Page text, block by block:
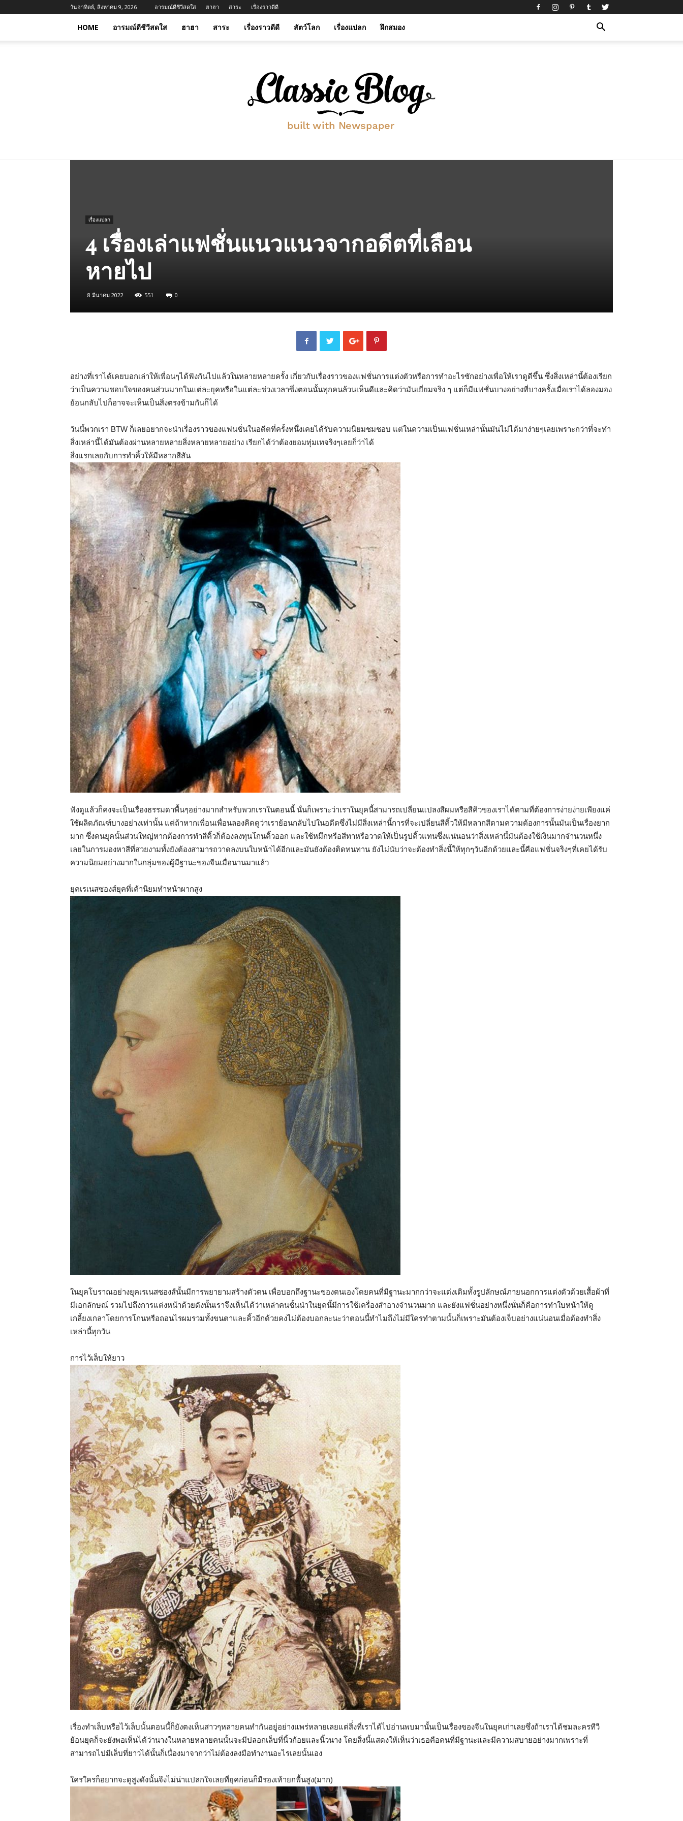
วันอาทิตย์, สิงหาคม 9, 2026 อารมณ์ดีชีวีสดใส ฮาฮา สาระ เรื่องราวดีดี
HOME อารมณ์ดีชีวีสดใส ฮาฮา สาระ เรื่องราวดีดี สัตว์โลก เรื่องแปลก ฝึกสมอง
เรื่องแปลก
4 เรื่องเล่าแฟชั่นแนวแนวจากอดีตที่เลือน
หายไป
8 มีนาคม 2022 551 0
อย่างที่เราได้เคยบอกเล่าให้เพื่อนๆได้ฟังกันไปแล้วในหลายหลายครั้ง เกี่ยวกับเรื่องราวของแฟชั่นการแต่งตัวหรือการทำอะไรซักอย่างเพื่อให้เราดูดีขึ้น ซึ่งสิ่งเหล่านี้ต้องเรียก
ว่าเป็นความชอบใจของคนส่วนมากในแต่ละยุคหรือในแต่ละช่วงเวลาซึ่งตอนนั้นทุกคนล้วนเห็นดีและคิดว่ามันเยี่ยมจริง ๆ แต่ก็มีแฟชั่นบางอย่างที่บางครั้งเมื่อเราได้ลองมอง
ย้อนกลับไปก็อาจจะเห็นเป็นสิ่งตรงข้ามกันก็ได้
วันนี้พวกเรา BTW ก็เลยอยากจะนำเรื่องราวของแฟนชั่นในอดีตที่ครั้งหนึ่งเคยได้รับความนิยมชมชอบ แต่ในความเป็นแฟชั่นเหล่านั้นมันไม่ได้มาง่ายๆเลยเพราะกว่าที่จะทำ
สิ่งเหล่านี้ได้มันต้องผ่านหลายหลายสิ่งหลายหลายอย่าง เรียกได้ว่าต้องยอมทุ่มเทจริงๆเลยก็ว่าได้
สิ่งแรกเลยกับการทำคิ้วให้มีหลากสีสัน
ฟังดูแล้วก็คงจะเป็นเรื่องธรรมดาพื้นๆอย่างมากสำหรับพวกเราในตอนนี้ นั่นก็เพราะว่าเราในยุคนี้สามารถเปลี่ยนแปลงสีผมหรือสีคิวของเราได้ตามที่ต้องการง่ายง่ายเพียงแค่
ใช้ผลิตภัณฑ์บางอย่างเท่านั้น แต่ถ้าหากเพื่อนเพื่อนลองคิดดูว่าเราย้อนกลับไปในอดีตซึ่งไม่มีสิ่งเหล่านี้การที่จะเปลี่ยนสีคิ้วให้มีหลากสีตามความต้องการนั้นมันเป็นเรื่องยาก
มาก ซึ่งคนยุคนั้นส่วนใหญ่หากต้องการทำสีคิ้วก็ต้องลงทุนโกนคิ้วออก และใช้หมึกหรือสีทาหรือวาดให้เป็นรูปคิ้วแทนซึ่งแน่นอนว่าสิ่งเหล่านี้มันต้องใช้เงินมากจำนวนหนึ่ง
เลยในการมองหาสีที่สวยงามทั้งยังต้องสามารถวาดลงบนใบหน้าได้อีกและมันยังต้องติดทนทาน ยังไม่นับว่าจะต้องทำสิ่งนี้ให้ทุกๆวันอีกด้วยและนี้คือแฟชั่นจริงๆที่เคยได้รับ
ความนิยมอย่างมากในกลุ่มของผู้มีฐานะของจีนเมื่อนานมาแล้ว
ยุคเรเนสซองส์ยุคที่เค้านิยมทำหน้าผากสูง
ในยุคโบราณอย่างยุคเรเนสซองส์นั้นมีการพยายามสร้างตัวตน เพื่อบอกถึงฐานะของตนเองโดยคนที่มีฐานะมากกว่าจะแต่งเติมทั้งรูปลักษณ์ภายนอกการแต่งตัวด้วยเสื้อผ้าที่
มีเอกลักษณ์ รวมไปถึงการแต่งหน้าด้วยดังนั้นเราจึงเห็นได้ว่าเหล่าคนชั้นนำในยุคนี้มีการใช้เครื่องสำอางจำนวนมาก และยังแฟชั่นอย่างหนึ่งนั่นก็คือการทำใบหน้าให้ดู
เกลี้ยงเกลาโดยการโกนหรือถอนไรผมรวมทั้งขนตาและคิ้วอีกด้วยคงไม่ต้องบอกละนะว่าตอนนี้ทำไมถึงไม่มีใครทำตามนั้นก็เพราะมันต้องเจ็บอย่างแน่นอนเมื่อต้องทำสิ่ง
เหล่านี้ทุกวัน
การไว้เล็บให้ยาว
เรื่องทำเล็บหรือไว้เล็บนั้นตอนนี้ก็ยังตงเห็นสาวๆหลายคนทำกันอยู่อย่างแพร่หลายเลยแต่สิ่่งที่เราได้ไปอ่านพบมานั้นเป็นเรื่องของจีนในยุคเก่าเลยซึ่งถ้าเราได้ชมละครทีวี
ย้อนยุคก็จะยังพอเห็นได้ว่านางในหลายหลายคนนั้นจะมีปลอกเล็บที่นิ้วก้อยและนิ้วนาง โดยสิ่งนี้แสดงให้เห็นว่าเธอคือคนที่มีฐานะและมีความสบายอย่างมากเพราะที่
สามารถไปมีเล็บที่ยาวได้นั้นก็เนื่องมาจากว่าไม่ต้องลงมือทำงานอะไรเลยนั้นเอง
ใครใครก็อยากจะดูสูงดังนั้นจึงไม่น่าแปลกใจเลยที่ยุคก่อนก็มีรองเท้ายกพื้นสูง(มาก)